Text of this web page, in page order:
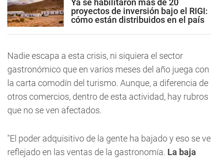
Ya se habilitaron más de 20
proyectos de inversión bajo el RIGI:
cómo están distribuidos en el país
Nadie escapa a esta crisis, ni siquiera el sector
gastronómico que en varios meses del año juega con
la carta comodín del turismo. Aunque, a diferencia de
otros comercios, dentro de esta actividad, hay rubros
que no se ven afectados.
"El poder adquisitivo de la gente ha bajado y eso se ve
reflejado en las ventas de la gastronomía. La baja